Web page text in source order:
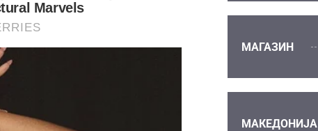
МАГАЗИН
МАКЕДОНИЈА